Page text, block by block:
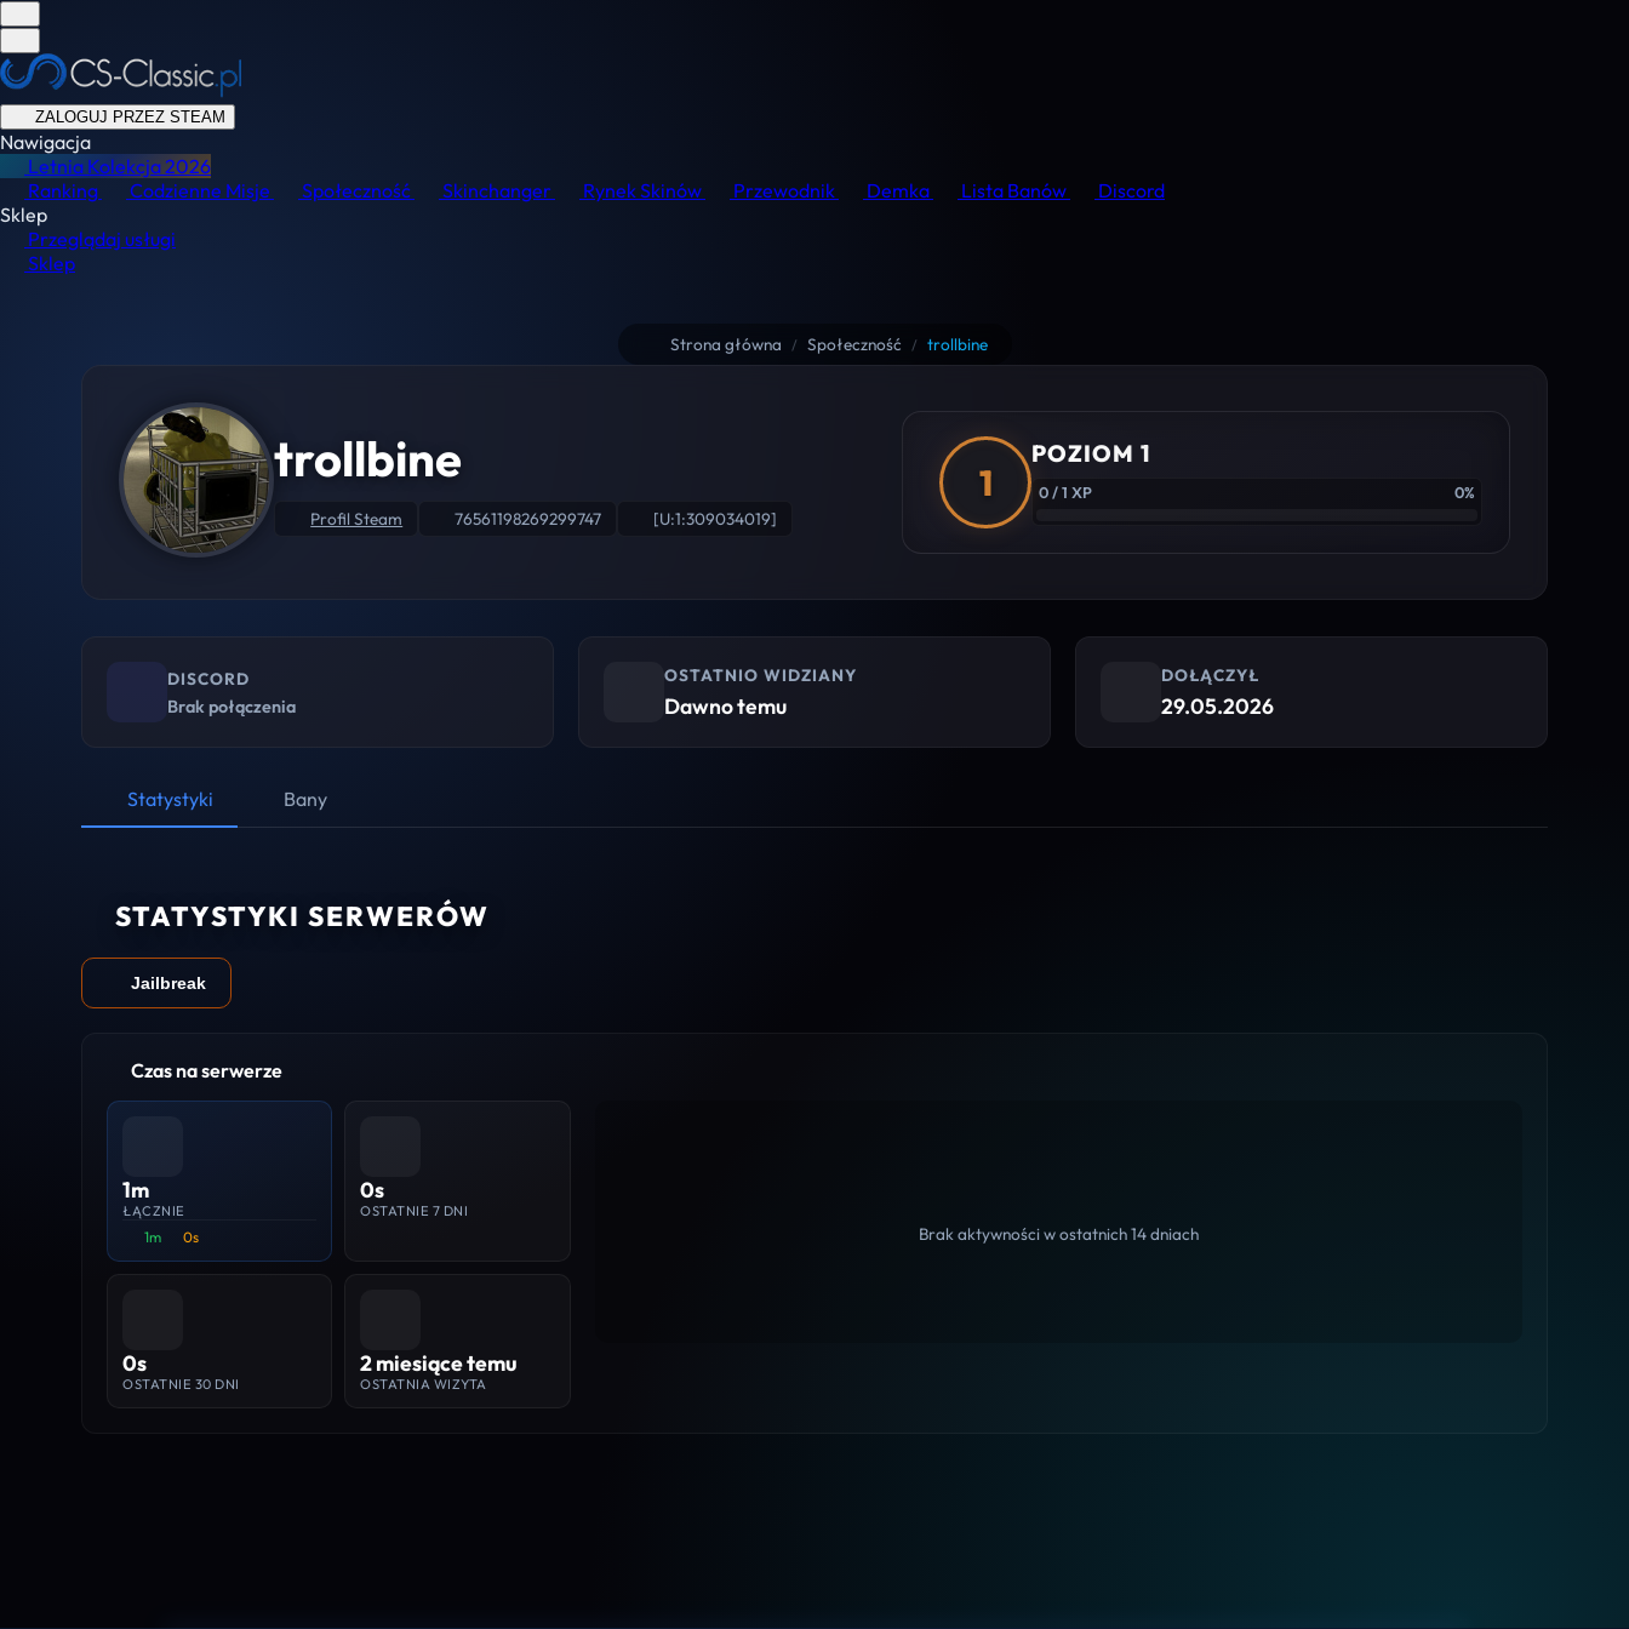
ZALOGUJ PRZEZ STEAM
Nawigacja
Letnia Kolekcja2026
Ranking
Codzienne Misje Społeczność Skinchanger Rynek Skinów Przewodnik Demka Lista Banów
Discord
Sklep
Przeglądaj usługi
Sklep
Strona główna / Społeczność / trollbine
trollbine
Profil Steam 76561198269299747 [U:1:309034019]
1
POZIOM 1
0 / 1 XP 0%
DISCORD
Brak połączenia
OSTATNIO WIDZIANY
Dawno temu
DOŁĄCZYŁ
29.05.2026
Statystyki Bany
STATYSTYKI SERWERÓW
Jailbreak
Czas na serwerze
1m
ŁĄCZNIE
1m 0s
0s
OSTATNIE 7 DNI
0s
OSTATNIE 30 DNI
2 miesiące temu
OSTATNIA WIZYTA
Brak aktywności w ostatnich 14 dniach